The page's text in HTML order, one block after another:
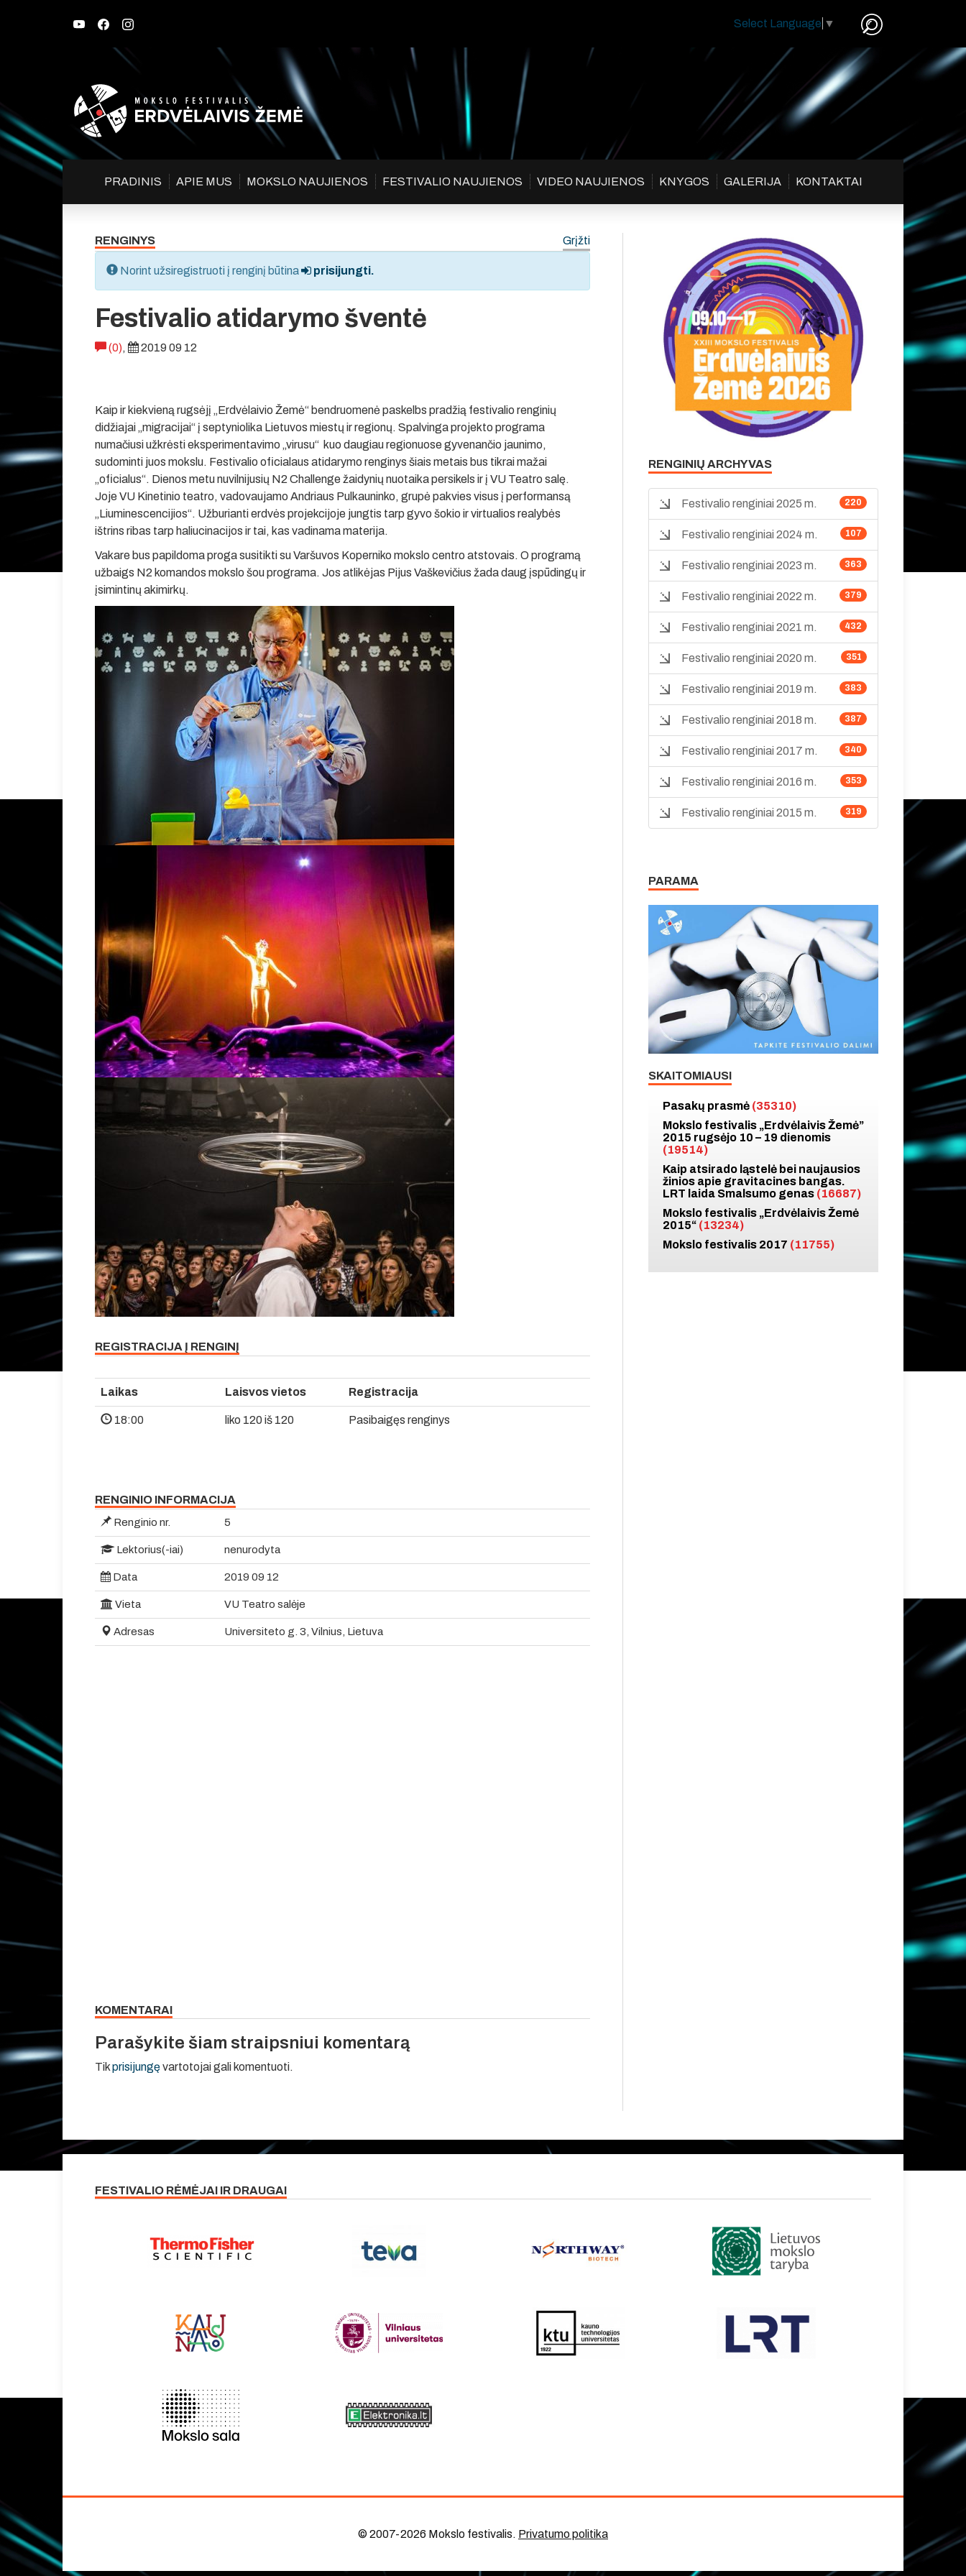
Select Language ▼
PRADINIS APIE MUS MOKSLO NAUJIENOS FESTIVALIO NAUJIENOS VIDEO NAUJIENOS KNYGOS GALERIJA KONTAKTAI
RENGINYS Grįžti
Norint užsiregistruoti į renginį būtina prisijungti.
Festivalio atidarymo šventė
(0), 2019 09 12
Kaip ir kiekvieną rugsėjį „Erdvėlaivio Žemė“ bendruomenė paskelbs pradžią festivalio renginių
didžiajai „migracijai“ į septyniolika Lietuvos miestų ir regionų. Spalvinga projekto programa
numačiusi užkrėsti eksperimentavimo „virusu“ kuo daugiau regionuose gyvenančio jaunimo,
sudominti juos mokslu. Festivalio oficialaus atidarymo renginys šiais metais bus tikrai mažai
„oficialus“. Dienos metu nuvilnijusių N2 Challenge žaidynių nuotaika persikels ir į VU Teatro salę.
Joje VU Kinetinio teatro, vadovaujamo Andriaus Pulkauninko, grupė pakvies visus į performansą
„Liuminescencijios“. Užburianti erdvės projekcijoje jungtis tarp gyvo šokio ir virtualios realybės
ištrins ribas tarp haliucinacijos ir tai, kas vadinama materija.
Vakare bus papildoma proga susitikti su Varšuvos Koperniko mokslo centro atstovais. O programą
užbaigs N2 komandos mokslo šou programa. Jos atlikėjas Pijus Vaškevičius žada daug įspūdingų ir
įsimintinų akimirkų.
REGISTRACIJA Į RENGINĮ
Laikas Laisvos vietos Registracija
18:00 liko 120 iš 120 Pasibaigęs renginys
RENGINIO INFORMACIJA
Renginio nr. 5
Lektorius(-iai) nenurodyta
Data 2019 09 12
Vieta VU Teatro salėje
Adresas Universiteto g. 3, Vilnius, Lietuva
KOMENTARAI
Parašykite šiam straipsniui komentarą
Tikprisijungęvartotojai gali komentuoti.
RENGINIŲ ARCHYVAS
220
Festivalio renginiai 2025 m.
107
Festivalio renginiai 2024 m.
363
Festivalio renginiai 2023 m.
379
Festivalio renginiai 2022 m.
432
Festivalio renginiai 2021 m.
351
Festivalio renginiai 2020 m.
383
Festivalio renginiai 2019 m.
387
Festivalio renginiai 2018 m.
340
Festivalio renginiai 2017 m.
353
Festivalio renginiai 2016 m.
319
Festivalio renginiai 2015 m.
PARAMA
SKAITOMIAUSI
Pasakų prasmė (35310)
Mokslo festivalis „Erdvėlaivis Žemė”
2015 rugsėjo 10 – 19 dienomis
(19514)
Kaip atsirado ląstelė bei naujausios
žinios apie gravitacines bangas.
LRT laida Smalsumo genas (16687)
Mokslo festivalis „Erdvėlaivis Žemė
2015“ (13234)
Mokslo festivalis 2017 (11755)
FESTIVALIO RĖMĖJAI IR DRAUGAI
© 2007-2026 Mokslo festivalis. Privatumo politika